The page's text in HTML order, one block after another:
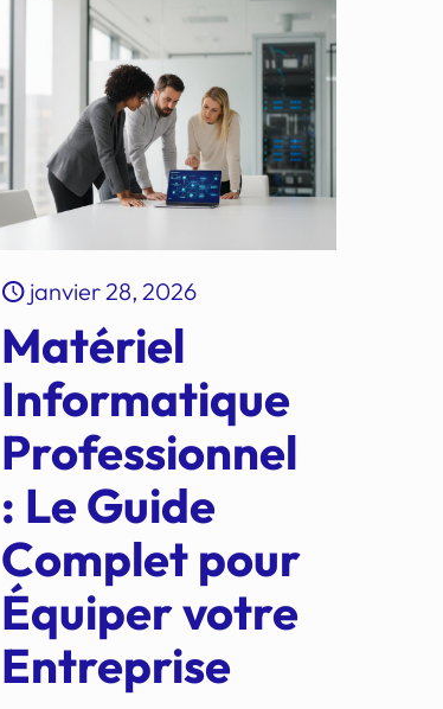
janvier 28, 2026
Matériel
Informatique
Professionnel
: Le Guide
Complet pour
Équiper votre
Entreprise